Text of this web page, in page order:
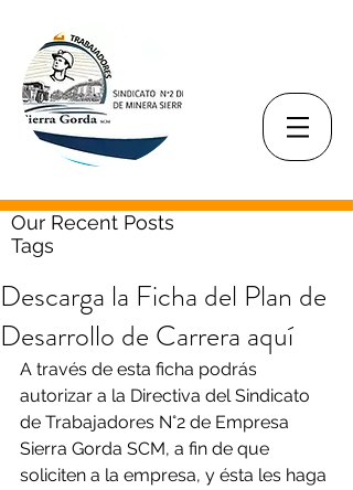
Our Recent Posts
Tags
Descarga la Ficha del Plan de
Desarrollo de Carrera aquí
A través de esta ficha podrás
autorizar a la Directiva del Sindicato
de Trabajadores N°2 de Empresa
Sierra Gorda SCM, a fin de que
soliciten a la empresa, y ésta les haga